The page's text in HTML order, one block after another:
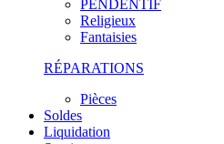
PENDENTIF
Religieux
Fantaisies
RÉPARATIONS
Pièces
Soldes
Liquidation